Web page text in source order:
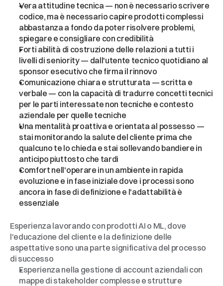
Vera attitudine tecnica — non è necessario scrivere
codice, ma è necessario capire prodotti complessi
abbastanza a fondo da poter risolvere problemi,
spiegare e consigliare con credibilità
Forti abilità di costruzione delle relazioni a tutti i
livelli di seniority — dall'utente tecnico quotidiano al
sponsor esecutivo che firma il rinnovo
Comunicazione chiara e strutturata — scritta e
verbale — con la capacità di tradurre concetti tecnici
per le parti interessate non tecniche e contesto
aziendale per quelle tecniche
Una mentalità proattiva e orientata al possesso —
stai monitorando la salute del cliente prima che
qualcuno te lo chieda e stai sollevando bandiere in
anticipo piuttosto che tardi
Comfort nell'operare in un ambiente in rapida
evoluzione e in fase iniziale dove i processi sono
ancora in fase di definizione e l'adattabilità è
essenziale
Esperienza lavorando con prodotti AI o ML, dove
l'educazione del cliente e la definizione delle
aspettative sono una parte significativa del processo
di successo
Esperienza nella gestione di account aziendali con
mappe di stakeholder complesse e strutture